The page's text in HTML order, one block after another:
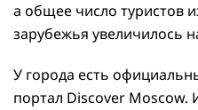
а общее число туристов
зарубежья увеличилось
У города есть
портал Discover